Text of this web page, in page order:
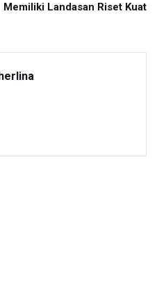
Memiliki Landasan Riset Kuat